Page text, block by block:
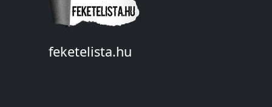
feketelista.hu